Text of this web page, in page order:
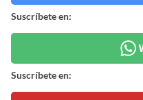
Suscríbete en:
Suscríbete en: